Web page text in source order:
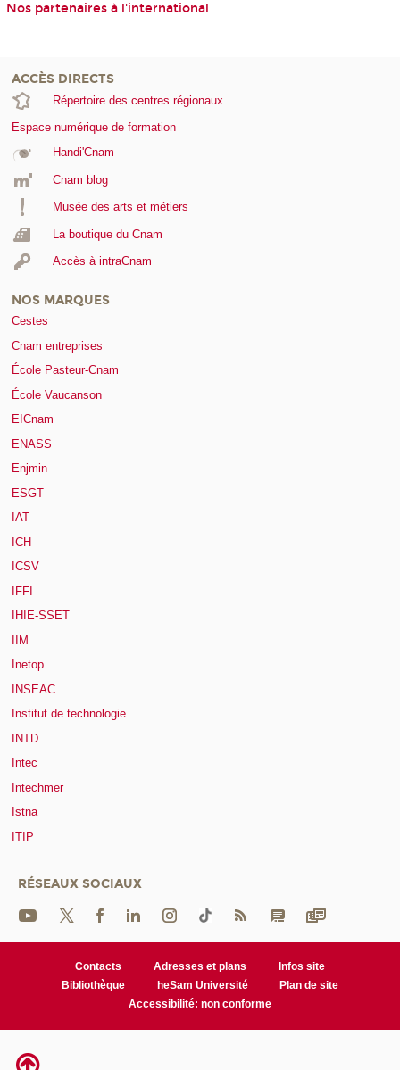
Nos partenaires à l'international
ACCÈS DIRECTS
Répertoire des centres régionaux
Espace numérique de formation
Handi'Cnam
Cnam blog
Musée des arts et métiers
La boutique du Cnam
Accès à intraCnam
NOS MARQUES
Cestes
Cnam entreprises
École Pasteur-Cnam
École Vaucanson
EICnam
ENASS
Enjmin
ESGT
IAT
ICH
ICSV
IFFI
IHIE-SSET
IIM
Inetop
INSEAC
Institut de technologie
INTD
Intec
Intechmer
Istna
ITIP
RÉSEAUX SOCIAUX
Contacts Adresses et plans
Infos site
Bibliothèque
heSam Université
Plan de site
Accessibilité: non conforme